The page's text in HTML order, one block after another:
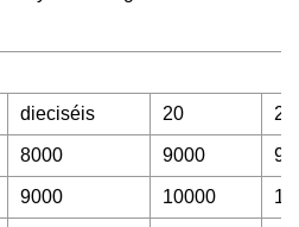
dieciséis 20 21
8000 9000
9000 10000